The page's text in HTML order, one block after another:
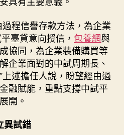
程信譽存款方法，為企業
臺貸意向授信， 包養網與
協同，為企業裝備購買等
企業面對的中試周期長、
述擔任人說，盼望經由過
融賦能，重點支撐中試平
開。
異試錯